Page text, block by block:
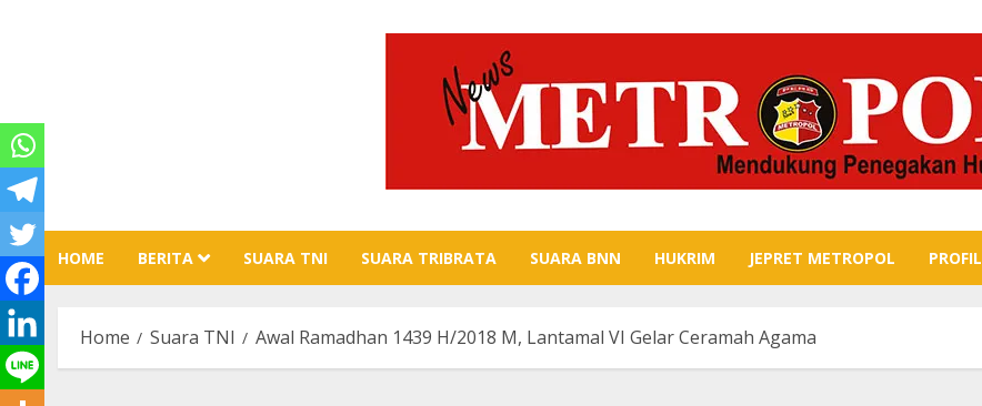
HOME BERITA SUARA TNI SUARA TRIBRATA SUARA BNN HUKRIM JEPRET METROPOL PROFIL
Home Suara TNI Awal Ramadhan 1439 H/2018 M, Lantamal VI Gelar Ceramah Agama